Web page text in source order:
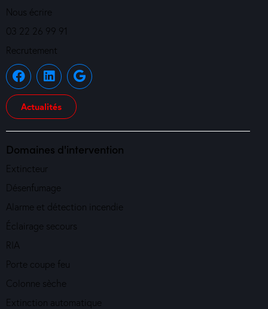
Nous écrire
03 22 26 99 91
Recrutement
Actualités
Domaines d'intervention
Extincteur
Désenfumage
Alarme et détection incendie
Éclairage secours
RIA
Porte coupe feu
Colonne sèche
Extinction automatique